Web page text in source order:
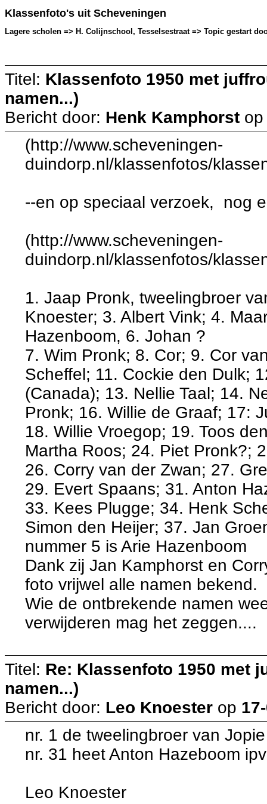
Klassenfoto's uit Scheveningen
Lagere scholen => H. Colijnschool, Tesselsestraat => Topic gestart
Titel: Klassenfoto 1950 met
namen...)
Bericht door: Henk Kamphorst
(http://www.scheveningen-
duindorp.nl/klassenfotos/
--en op speciaal verzoek, nog
(http://www.scheveningen-
duindorp.nl/klassenfotos/
1. Jaap Pronk, tweelingbroer
Knoester; 3. Albert Vink; 4.
Hazenboom, 6. Johan ?
7. Wim Pronk; 8. Cor; 9. Cor
Scheffel; 11. Cockie den Dulk;
(Canada); 13. Nellie Taal; 14.
Pronk; 16. Willie de Graaf; 17:
18. Willie Vroegop; 19. Toos
Martha Roos; 24. Piet Pronk?;
26. Corry van der Zwan; 27.
29. Evert Spaans; 31. Anton
33. Kees Plugge; 34. Henk
Simon den Heijer; 37. Jan
nummer 5 is Arie Hazenboom
Dank zij Jan Kamphorst en
foto vrijwel alle namen bekend.
Wie de ontbrekende namen
verwijderen mag het zeggen....
Titel: Re: Klassenfoto 1950 met
namen...)
Bericht door: Leo Knoester op
nr. 1 de tweelingbroer van
nr. 31 heet Anton Hazeboom
Leo Knoester